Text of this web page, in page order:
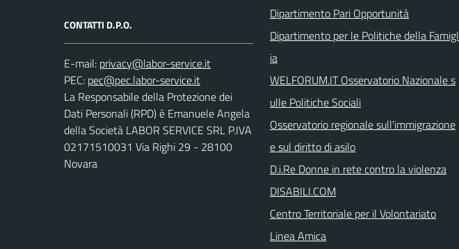
CONTATTI D.P.O.
E-mail:
PEC:
La Responsabile della Protezione dei
Dati Personali (RPD) è Emanuele Angela
della Società LABOR SERVICE SRL P.IVA
02171510031 Via Righi 29 - 28100
Novara
Dipartimento Pari Opportunità
Dipartimento per le Politiche della Famigl
ia
WELFORUM.IT Osservatorio Nazionale s
ulle Politiche Sociali
Osservatorio regionale sull'immigrazione
e sul diritto di asilo
D.i.Re Donne in rete contro la violenza
DISABILI.COM
Centro Territoriale per il Volontariato
Linea Amica